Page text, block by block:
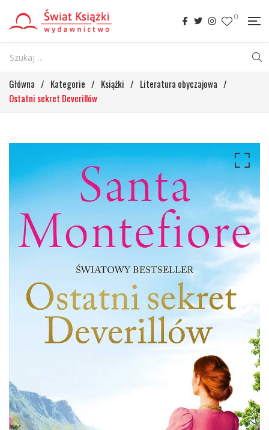
0
Główna / Kategorie / Książki / Literatura obyczajowa /
Ostatni sekret Deverillów